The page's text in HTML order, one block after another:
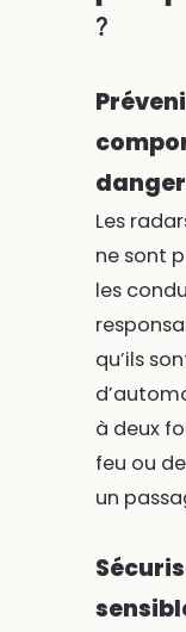
?
Les
ne sont
les
qu’ils
à deux
feu ou
un